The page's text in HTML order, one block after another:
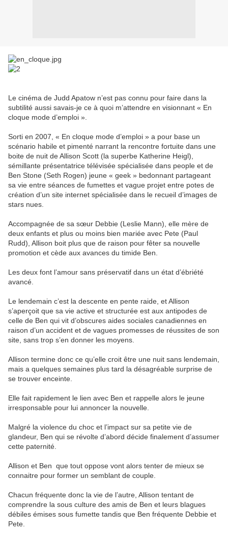
Le cinéma de Judd Apatow n’est pas connu pour faire dans la
subtilité aussi savais-je ce à quoi m’attendre en visionnant « En
cloque mode d’emploi ».
Sorti en 2007, « En cloque mode d’emploi » a pour base un
scénario habile et pimenté narrant la rencontre fortuite dans une
boite de nuit de Allison Scott (la superbe Katherine Heigl),
sémillante présentatrice télévisée spécialisée dans people et de
Ben Stone (Seth Rogen) jeune « geek » bedonnant partageant
sa vie entre séances de fumettes et vague projet entre potes de
création d’un site internet spécialisée dans le recueil d’images de
stars nues.
Accompagnée de sa sœur Debbie (Leslie Mann), elle mère de
deux enfants et plus ou moins bien mariée avec Pete (Paul
Rudd), Allison boit plus que de raison pour fêter sa nouvelle
promotion et cède aux avances du timide Ben.
Les deux font l’amour sans préservatif dans un état d’ébriété
avancé.
Le lendemain c’est la descente en pente raide, et Allison
s’aperçoit que sa vie active et structurée est aux antipodes de
celle de Ben qui vit d’obscures aides sociales canadiennes en
raison d’un accident et de vagues promesses de réussites de son
site, sans trop s’en donner les moyens.
Allison termine donc ce qu’elle croit être une nuit sans lendemain,
mais a quelques semaines plus tard la désagréable surprise de
se trouver enceinte.
Elle fait rapidement le lien avec Ben et rappelle alors le jeune
irresponsable pour lui annoncer la nouvelle.
Malgré la violence du choc et l’impact sur sa petite vie de
glandeur, Ben qui se révolte d’abord décide finalement d’assumer
cette paternité.
Allison et Ben que tout oppose vont alors tenter de mieux se
connaitre pour former un semblant de couple.
Chacun fréquente donc la vie de l’autre, Allison tentant de
comprendre la sous culture des amis de Ben et leurs blagues
débiles émises sous fumette tandis que Ben fréquente Debbie et
Pete.